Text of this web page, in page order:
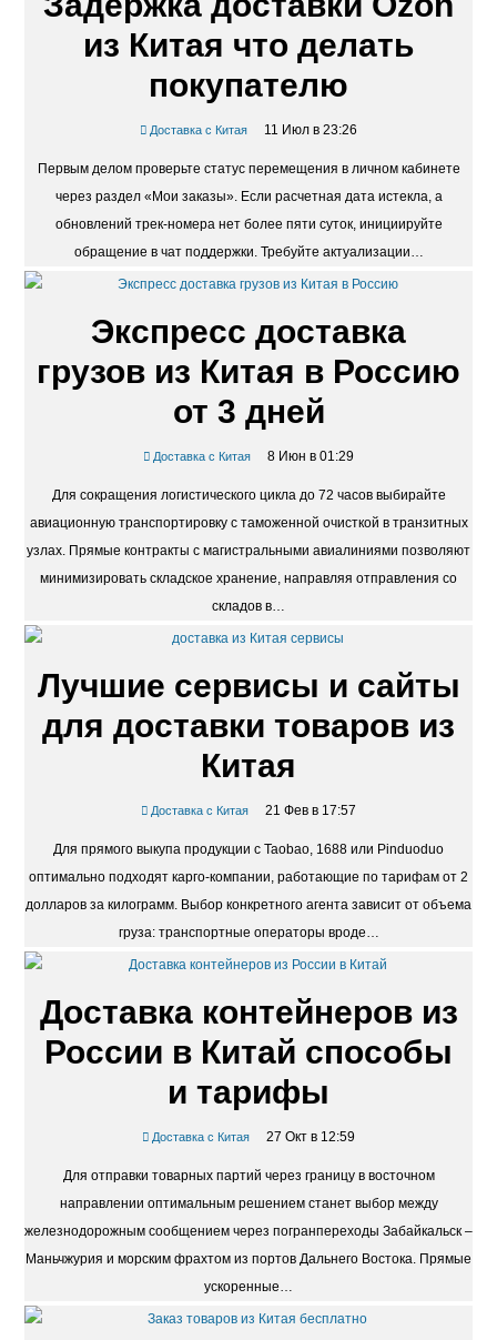
из Китая что делать
покупателю
Доставка с Китая 11 Июл в 23:26
Первым делом проверьте статус перемещения в личном кабинете
через раздел «Мои заказы». Если расчетная дата истекла, а
обновлений трек-номера нет более пяти суток, инициируйте
обращение в чат поддержки. Требуйте актуализации…
Экспресс доставка
грузов из Китая в Россию
от 3 дней
Доставка с Китая 8 Июн в 01:29
Для сокращения логистического цикла до 72 часов выбирайте
авиационную транспортировку с таможенной очисткой в транзитных
узлах. Прямые контракты с магистральными авиалиниями позволяют
минимизировать складское хранение, направляя отправления со
складов в…
Лучшие сервисы и сайты
для доставки товаров из
Китая
Доставка с Китая 21 Фев в 17:57
Для прямого выкупа продукции с Taobao, 1688 или Pinduoduo
оптимально подходят карго-компании, работающие по тарифам от 2
долларов за килограмм. Выбор конкретного агента зависит от объема
груза: транспортные операторы вроде…
Доставка контейнеров из
России в Китай способы
и тарифы
Доставка с Китая 27 Окт в 12:59
Для отправки товарных партий через границу в восточном
направлении оптимальным решением станет выбор между
железнодорожным сообщением через погранпереходы Забайкальск –
Маньчжурия и морским фрахтом из портов Дальнего Востока. Прямые
ускоренные…